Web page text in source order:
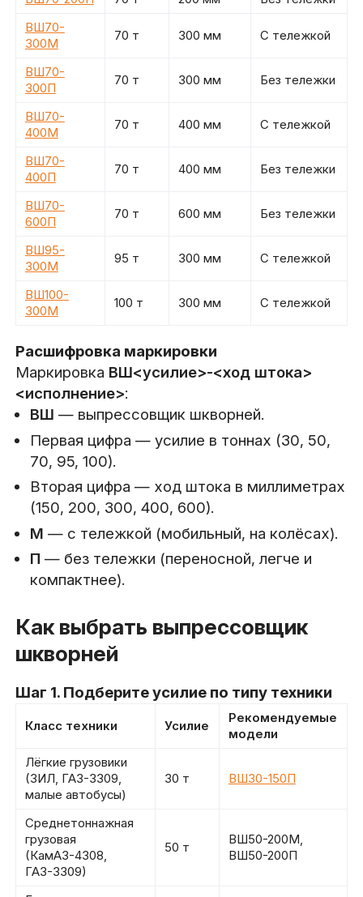
ВШ70-
300М
70 т 300 мм С тележкой
ВШ70-
300П
70 т 300 мм Без тележки
ВШ70-
400М
70 т 400 мм С тележкой
ВШ70-
400П
70 т 400 мм Без тележки
ВШ70-
600П
70 т 600 мм Без тележки
ВШ95-
300М
95 т 300 мм С тележкой
ВШ100-
300М
100 т 300 мм С тележкой
Расшифровка маркировки
Маркировка ВШ<усилие>-<ход штока>
<исполнение>:
ВШ — выпрессовщик шкворней.
Первая цифра — усилие в тоннах (30, 50,
70, 95, 100).
Вторая цифра — ход штока в миллиметрах
(150, 200, 300, 400, 600).
М — с тележкой (мобильный, на колёсах).
П — без тележки (переносной, легче и
компактнее).
Как выбрать выпрессовщик
шкворней
Шаг 1. Подберите усилие по типу техники
Класс техники Усилие
Рекомендуемые
модели
Лёгкие грузовики
(ЗИЛ, ГАЗ-3309,
малые автобусы)
30 т ВШ30-150П
Среднетоннажная
грузовая
(КамАЗ-4308,
ГАЗ-3309)
50 т
ВШ50-200М,
ВШ50-200П